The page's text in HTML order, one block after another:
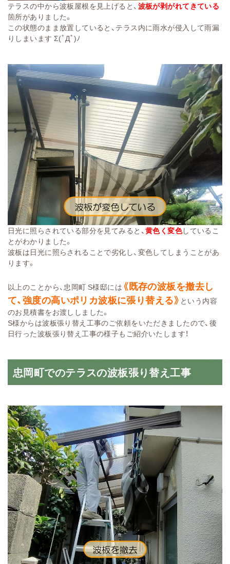
テラスの中から波板屋根を見上げると、 波板が剥がれてきている
箇所がありました。
この状態のまま放置していると、テラス内に雨水が侵入して雨漏
りしまいます Σ(ﾟДﾟ)ﾉ
日光に照らされている部分を見てみると、 黄色く変色しているこ
とがわかりました。
波板は日光に照らされることで劣化し、変色してしまうことがあ
ります。
以上のことから、忠岡町 S様邸には 《既存の波板を撤去し
て、強度の高いポリカ波板に張り替える》 という内容
のお見積書をお渡ししました。
S様からは波板張り替え工事のご依頼をいただきましたので、後
日行った波板張り替え工事の様子もご紹介いたします！
忠岡町でのテラスの波板張り替え工事